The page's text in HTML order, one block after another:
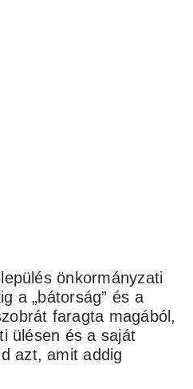
önkormányzati
a „bátorság” és a
faragta magából,
ülésen és a saját
azt, amit addig